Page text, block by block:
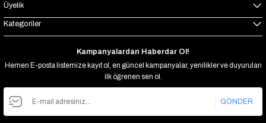
Üyelik
Kategoriler
Kampanyalardan Haberdar Ol!
Hemen E-posta listemize kayıt ol, en güncel kampanyalar, yenilikler ve duyuruları
ilk öğrenen sen ol.
GÖNDER